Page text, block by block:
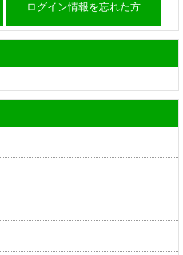
ログイン情報を忘れた方